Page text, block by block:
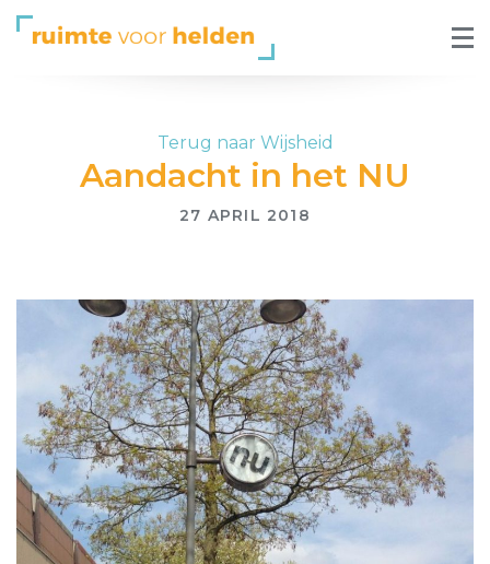
Terug naar Wijsheid
Aandacht in het NU
27 APRIL 2018